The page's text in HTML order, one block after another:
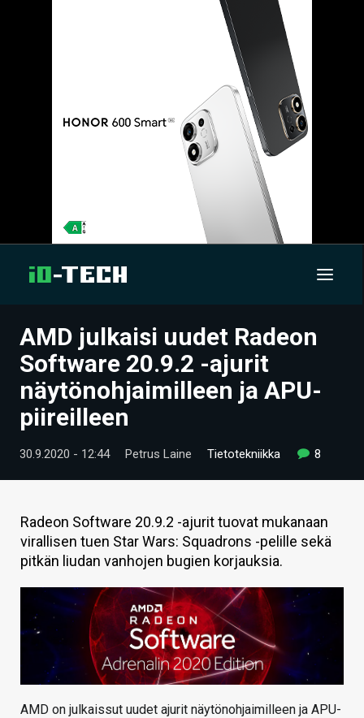
UUTISET
ARTIKKELIT
VIDEOT
TECHBBS
HINTA.FI
KAUPPA
VAIHDA TEEMA
HAKU
AMD julkaisi uudet Radeon
Software 20.9.2 -ajurit
näytönohjaimilleen ja APU-
piireilleen
30.9.2020 - 12:44 Petrus Laine Tietotekniikka 8
Radeon Software 20.9.2 -ajurit tuovat mukanaan
virallisen tuen Star Wars: Squadrons -pelille sekä
pitkän liudan vanhojen bugien korjauksia.
AMD on julkaissut uudet ajurit näytönohjaimilleen ja APU-